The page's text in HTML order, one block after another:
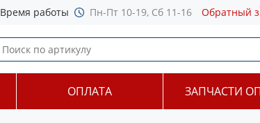
Время работы Пн-Пт 10-19, Сб 11-16 Обратный
ОПЛАТА ЗАПЧАСТИ